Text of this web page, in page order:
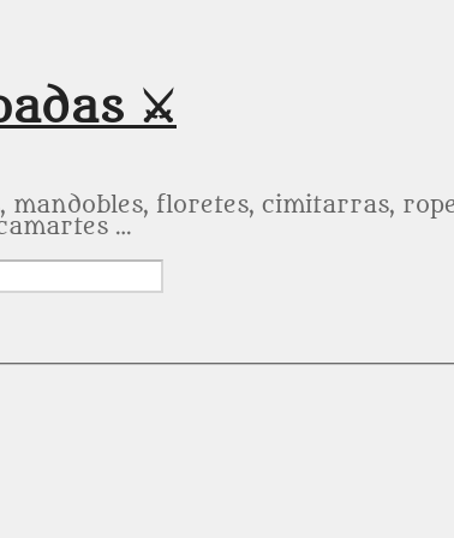
⚔️
mandobles, floretes, cimitarras,
…